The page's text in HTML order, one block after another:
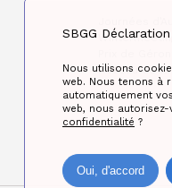
Réseau de la
SBGG
Nous utilisons
web. Nous tenons à
automatiquement
web, nous
confidentialité ?
Oui, d'accord